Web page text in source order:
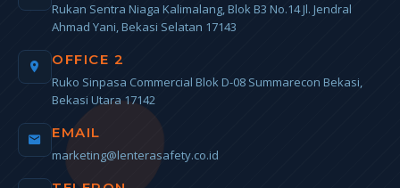
Rukan Sentra Niaga Kalimalang, Blok B3 No.14 Jl. Jendral
Ahmad Yani, Bekasi Selatan 17143
OFFICE 2
Ruko Sinpasa Commercial Blok D-08 Summarecon Bekasi,
Bekasi Utara 17142
EMAIL
marketing@lenterasafety.co.id